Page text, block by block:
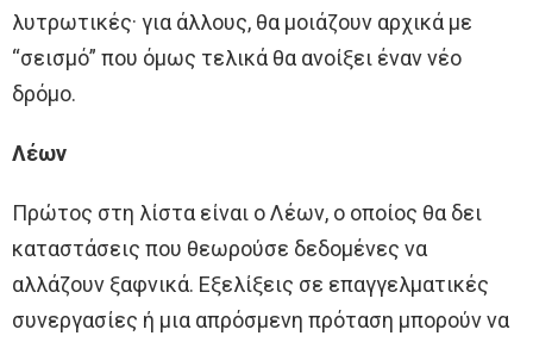
λυτρωτικές· για άλλους, θα μοιάζουν αρχικά με
“σεισμό” που όμως τελικά θα ανοίξει έναν νέο
δρόμο.
Λέων
Πρώτος στη λίστα είναι ο Λέων, ο οποίος θα δει
καταστάσεις που θεωρούσε δεδομένες να
αλλάζουν ξαφνικά. Εξελίξεις σε επαγγελματικές
συνεργασίες ή μια απρόσμενη πρόταση μπορούν να